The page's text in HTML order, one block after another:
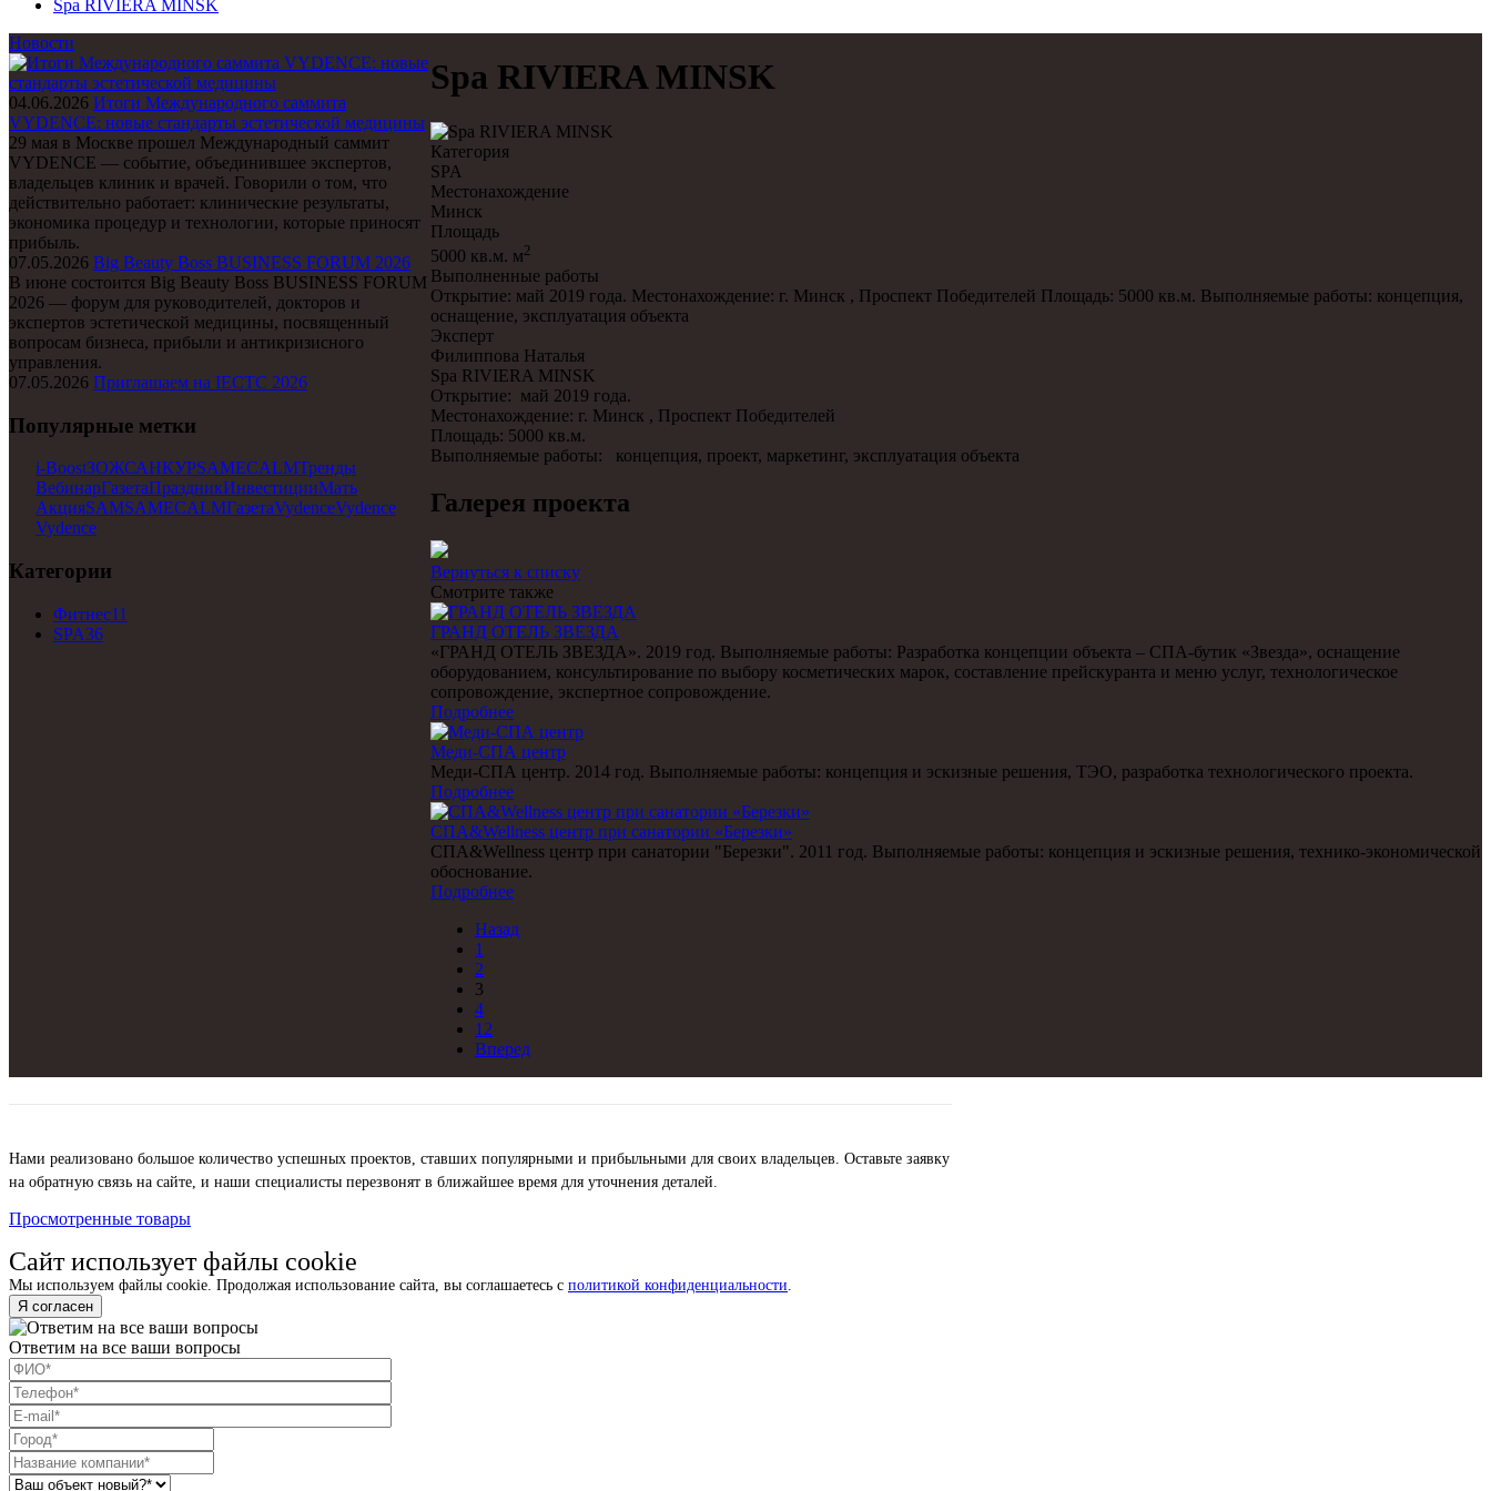
Spa RIVIERA MINSK
Spa RIVIERA MINSK
Категория
SPA
Местонахождение
Минск
Площадь
5000 кв.м. м2
Выполненные работы
Открытие: май 2019 года. Местонахождение: г. Минск , Проспект Победителей Площадь: 5000 кв.м. Выполняемые работы: концепция,
оснащение, эксплуатация объекта
Эксперт
Филиппова Наталья
Spa RIVIERA MINSK
Открытие: май 2019 года.
Местонахождение: г. Минск , Проспект Победителей
Площадь: 5000 кв.м.
Выполняемые работы: концепция, проект, маркетинг, эксплуатация объекта
Галерея проекта
Вернуться к списку
Смотрите также
ГРАНД ОТЕЛЬ ЗВЕЗДА
«ГРАНД ОТЕЛЬ ЗВЕЗДА». 2019 год. Выполняемые работы: Разработка концепции объекта – СПА-бутик «Звезда», оснащение
оборудованием, консультирование по выбору косметических марок, составление прейскуранта и меню услуг, технологическое
сопровождение, экспертное сопровождение.
Подробнее
Меди-СПА центр
Меди-СПА центр. 2014 год. Выполняемые работы: концепция и эскизные решения, ТЭО, разработка технологического проекта.
Подробнее
СПА&Wellness центр при санатории «Березки»
СПА&Wellness центр при санатории "Березки". 2011 год. Выполняемые работы: концепция и эскизные решения, технико-экономической
обоснование.
Подробнее
Назад
1
2
3
4
12
Вперед
Новости
04.06.2026 Итоги Международного саммита
VYDENCE: новые стандарты эстетической медицины
29 мая в Москве прошел Международный саммит
VYDENCE — событие, объединившее экспертов,
владельцев клиник и врачей. Говорили о том, что
действительно работает: клинические результаты,
экономика процедур и технологии, которые приносят
прибыль.
07.05.2026 Big Beauty Boss BUSINESS FORUM 2026
В июне состоится Big Beauty Boss BUSINESS FORUM
2026 — форум для руководителей, докторов и
экспертов эстетической медицины, посвященный
вопросам бизнеса, прибыли и антикризисного
управления.
07.05.2026 Приглашаем на IECTC 2026
Популярные метки
i-BoostЗОЖСАНКУРSAMECALMТренды
ВебинарГазетаПраздникИнвестицииМать
АкцияSAMSAMECALMГазетаVydenceVydence
Vydence
Категории
Фитнес11
SPA36
Нами реализовано большое количество успешных проектов, ставших популярными и прибыльными для своих владельцев. Оставьте заявку
на обратную связь на сайте, и наши специалисты перезвонят в ближайшее время для уточнения деталей.
Просмотренные товары
Сайт использует файлы cookie
Мы используем файлы cookie. Продолжая использование сайта, вы соглашаетесь с политикой конфиденциальности.
Я согласен
Ответим на все ваши вопросы